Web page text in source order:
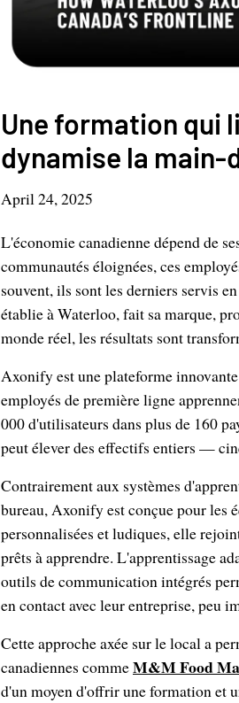
Une formation qui
dynamise la main-
April 24, 2025
L'économie canadienne dépend de
communautés éloignées, ces
souvent, ils sont les derniers servis
établie à Waterloo, fait sa marque,
monde réel, les résultats sont
Axonify est une plateforme
employés de première ligne
000 d'utilisateurs dans plus de 160
peut élever des effectifs entiers —
Contrairement aux systèmes
bureau, Axonify est conçue pour les
personnalisées et ludiques, elle
prêts à apprendre. L'apprentissage
outils de communication intégrés
en contact avec leur entreprise, peu
Cette approche axée sur le local a
canadiennes commeM&M Food
d'un moyen d'offrir une formation et